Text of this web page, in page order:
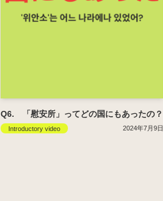
Q6. 「慰安所」ってどの国にもあったの？
Introductory video 2024年7月9日